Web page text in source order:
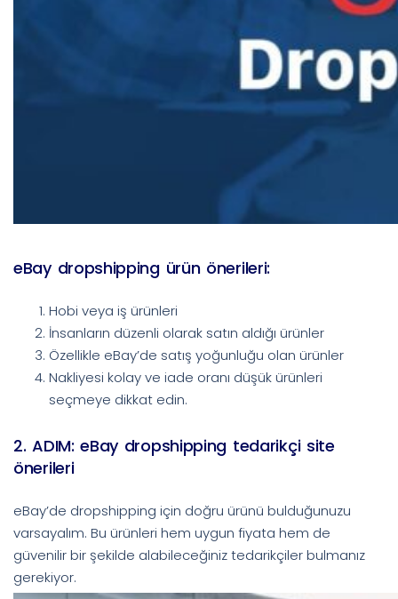
eBay dropshipping ürün önerileri:
Hobi veya iş ürünleri
İnsanların düzenli olarak satın aldığı ürünler
Özellikle eBay’de satış yoğunluğu olan ürünler
Nakliyesi kolay ve iade oranı düşük ürünleri
seçmeye dikkat edin.
2. ADIM: eBay dropshipping tedarikçi site
önerileri
eBay’de dropshipping için doğru ürünü bulduğunuzu
varsayalım. Bu ürünleri hem uygun fiyata hem de
güvenilir bir şekilde alabileceğiniz tedarikçiler bulmanız
gerekiyor.